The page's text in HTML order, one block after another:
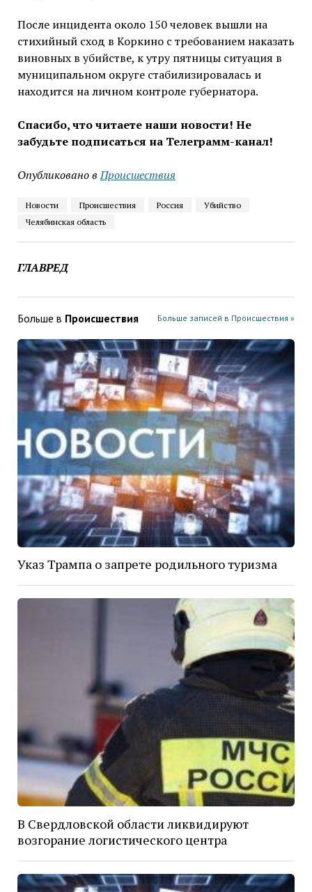
После инцидента около 150 человек вышли на
стихийный сход в Коркино с требованием наказать
виновных в убийстве, к утру пятницы ситуация в
муниципальном округе стабилизировалась и
находится на личном контроле губернатора.
Спасибо, что читаете наши новости! Не
забудьте подписаться на Телеграмм-канал!
Опубликовано в Проиcшествия
Новости Происшествия Россия
Убийство
Челябинская область
ГЛАВРЕД
Больше в Проиcшествия Больше записей в Проиcшествия »
Указ Трампа о запрете родильного туризма
В Свердловской области ликвидируют
возгорание логистического центра